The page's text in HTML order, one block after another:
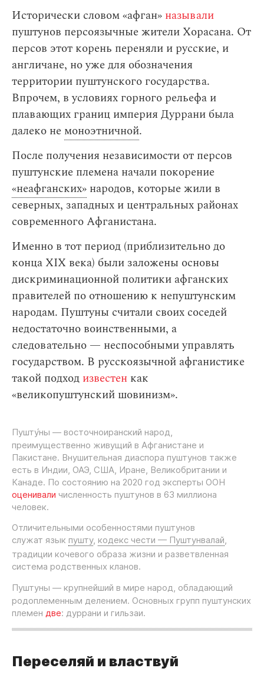
Исторически словом «афган‎» называли
пуштунов персоязычные жители Хорасана. От
персов этот корень переняли и русские, и
англичане, но уже для обозначения
территории пуштунского государства.
Впрочем, в условиях горного рельефа и
плавающих границ империя Дуррани была
далеко не моноэтничной.
После получения независимости от персов
пуштунские племена начали покорение
«неафганских‎» народов, которые жили в
северных, западных и центральных районах
современного Афганистана.
Именно в тот период (приблизительно до
конца XIX века) были заложены основы
дискриминационной политики афганских
правителей по отношению к непуштунским
народам. Пуштуны считали своих соседей
недостаточно воинственными, а
следовательно — неспособными управлять
государством. В русскоязычной афганистике
такой подход известен как
«великопуштунский шовинизм».
Пушту́ны — восточноиранский народ,
преимущественно живущий в Афганистане и
Пакистане. Внушительная диаспора пуштунов также
есть в Индии, ОАЭ, США, Иране, Великобритании и
Канаде. По состоянию на 2020 год эксперты ООН
оценивали численность пуштунов в 63 миллиона
человек.
Отличительными особенностями пуштунов
служат язык пушту, кодекс чести — Пуштунвалай,
традиции кочевого образа жизни и разветвленная
система родственных кланов.
Пуштуны — крупнейший в мире народ, обладающий
родоплеменным делением. Основных групп пуштунских
племен две: дуррани и гильзаи.
Переселяй и властвуй